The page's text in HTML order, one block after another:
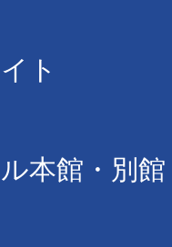
ト
本館・別館